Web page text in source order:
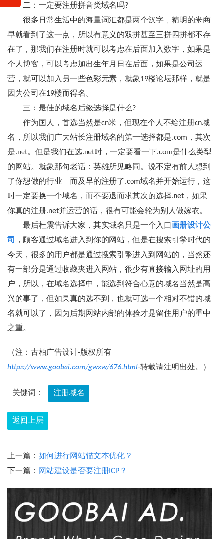
二：一定要注册拼音类域名吗?
很多日常生活中的海量词汇都是两个汉字，精明的米商
早就看到了这一点，所以有意义的双拼甚至三拼四拼都不存
在了，那我们在注册时就可以考虑在后面加入数字，如果是
个人博客，可以考虑加出生年月日在后面，如果是公司运
营，就可以加入另一些色彩元素，就象19楼论坛那样，就是
因为公司在19楼而得名。
三：最佳的域名后缀选择是什么?
作为国人，首选当然是cn米，但现在个人不给注册cn域
名，所以我们广大站长注册域名的第一选择都是.com，其次
是.net。但是我们在选.net时，一定要看一下.com是什么类型
的网站。就象那句老话：英雄所见略同。说不定有前人想到
了你想做的行业，而及早的注册了.com域名并开始运行，这
时一定要换一个域名，而不要退而求其次的选择.net，如果
你真的注册.net并运营的话，很有可能会轮为别人做嫁衣。
最后杜震告诉大家，其实域名只是一个入口 画册设计公
司
，顾客通过域名进入到你的网站，但是在搜索引擎时代的
今天，很多的用户都是通过搜索引擎进入到网站的，当然还
有一部分是通过收藏夹进入网站，很少有直接输入网址的用
户，所以，在域名选择中，能选到符合心意的域名当然是高
兴的事了，但如果真的选不到，也就可选一个相对不错的域
名就可以了，因为后期网站内部的体验才是留住用户的重中
之重。
（注：古柏广告设计-版权所有
https://www.goobai.com/gwxw/676.html-转载请注明出处。）
关键词： 注册域名
返回上层
上一篇： 如何进行网站锚文本优化？
下一篇： 网站建设是否要注册ICP？